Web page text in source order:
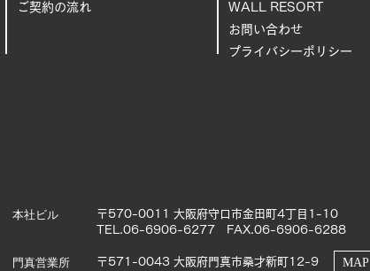
ご契約の流れ
WALL RESORT
お問い合わせ
プライバシーポリシー
本社ビル
門真営業所
〒570-0011 大阪府守口市金田町4丁目1-10
TEL.06-6906-6277 FAX.06-6906-6288
〒571-0043 大阪府門真市桑才新町12-9 MAP